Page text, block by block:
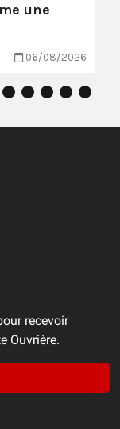
une
06/08/2026
recevoir
Ouvrière.